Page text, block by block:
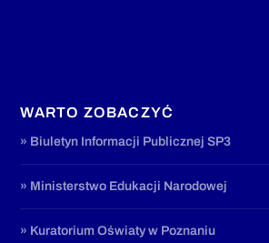
WARTO ZOBACZYĆ
» Biuletyn Informacji Publicznej SP3
» Ministerstwo Edukacji Narodowej
» Kuratorium Oświaty w Poznaniu